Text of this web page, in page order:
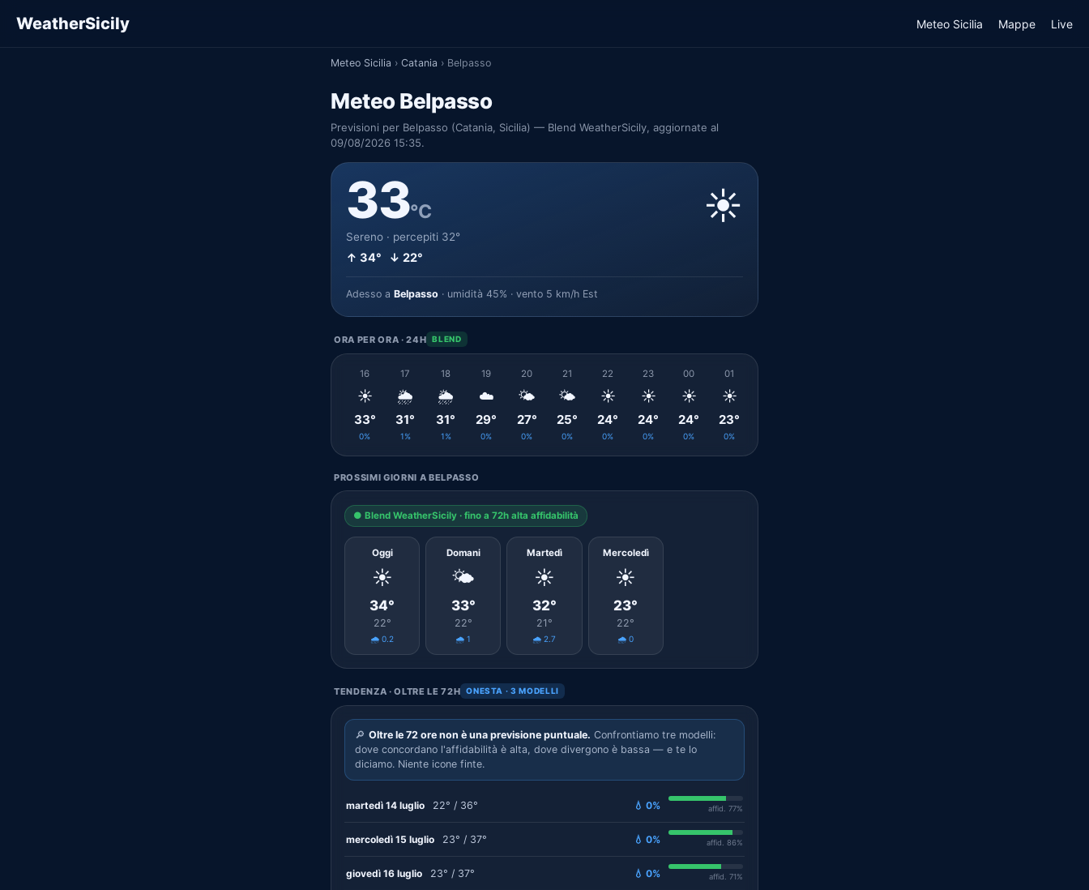
WeatherSicily Meteo Sicilia Mappe Live
Meteo Sicilia › Catania › Belpasso
Meteo Belpasso
Previsioni per Belpasso (Catania, Sicilia) — Blend WeatherSicily, aggiornate al
09/08/2026 15:35.
33°C
Sereno · percepiti 32°
↑ 34° ↓ 22°
☀️
Adesso a Belpasso · umidità 45% · vento 5 km/h Est
ORA PER ORA · 24H BLEND
16
☀️
33°
0%
17
🌦️
31°
1%
18
🌦️
31°
1%
19
☁️
29°
0%
20
🌤️
27°
0%
21
🌤️
25°
0%
22
☀️
24°
0%
23
☀️
24°
0%
00
☀️
24°
0%
01
☀️
23°
0%
PROSSIMI GIORNI A BELPASSO
● Blend WeatherSicily · fino a 72h alta affidabilità
Oggi
☀️
34°
22°
🌧️ 0.2
Domani
🌤️
33°
22°
🌧️ 1
Martedì
☀️
32°
21°
🌧️ 2.7
Mercoledì
☀️
23°
22°
🌧️ 0
TENDENZA · OLTRE LE 72H ONESTA · 3 MODELLI
🔎 Oltre le 72 ore non è una previsione puntuale. Confrontiamo tre modelli:
dove concordano l'affidabilità è alta, dove divergono è bassa — e te lo
diciamo. Niente icone finte.
martedì 14 luglio 22° / 36° 💧 0% affid. 77%
mercoledì 15 luglio 23° / 37° 💧 0% affid. 86%
giovedì 16 luglio 23° / 37° 💧 0% affid. 71%